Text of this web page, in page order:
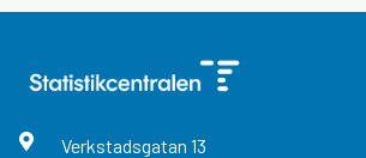
Verkstadsgatan 13